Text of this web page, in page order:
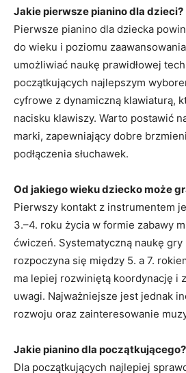
Jakie pierwsze pianino dla dzieci?
Pierwsze pianino dla dziecka
do wieku i poziomu
umożliwiać naukę prawidłowej
początkujących najlepszym
cyfrowe z dynamiczną klawiaturą,
nacisku klawiszy. Warto postawić
marki, zapewniający dobre
podłączenia słuchawek.
Od jakiego wieku dziecko może
Pierwszy kontakt z instrumentem
3.–4. roku życia w formie zabawy
ćwiczeń. Systematyczną naukę gry
rozpoczyna się między 5. a 7.
ma lepiej rozwiniętą koordynację i
uwagi. Najważniejsze jest jednak
rozwoju oraz zainteresowanie
Jakie pianino dla początkującego?
Dla początkujących najlepiej